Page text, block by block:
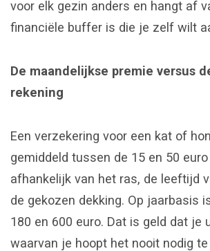
voor elk gezin anders en hangt af
financiële buffer is die je zelf wilt
De maandelijkse premie versus
rekening
Een verzekering voor een kat of
gemiddeld tussen de 15 en 50
afhankelijk van het ras, de leeftijd
de gekozen dekking. Op jaarbasis
180 en 600 euro. Dat is geld dat je
waarvan je hoopt het nooit nodig te